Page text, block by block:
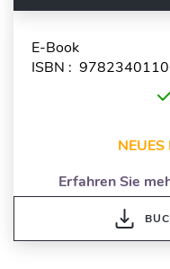
E-Book
ISBN :
Erfahren Sie